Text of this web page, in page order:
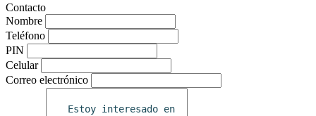
Contacto
Nombre
Teléfono
PIN
Celular
Correo electrónico